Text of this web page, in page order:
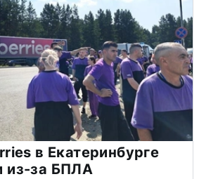
в Екатеринбурге
из-за БПЛА